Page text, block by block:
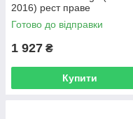
2016) рест праве
Готово до відправки
1 927 ₴
Купити